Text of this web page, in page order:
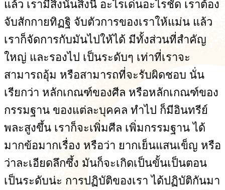
แล้ว เรามีสิ่งนั้นสิ่งนี้ อะไรเด่นอะไรชัด เราต้อง
จับสักกายทิฏฐิ จับตัวการของเราให้แม่น แล้ว
เราก็จัดการกับมันไปให้ได้ มีทั้งส่วนที่สำคัญ
ใหญ่ และรองไป เป็นระดับๆ เท่าที่เราจะ
สามารถอุ้ม หรือสามารถที่จะรับผิดชอบ นั่น
เรียกว่า หลักเกณฑ์ของศีล หรือหลักเกณฑ์ของ
กรรมฐาน ของแต่ละบุคคล ทำไป ก็มีอินทรีย์
พละสูงขึ้น เราก็จะเพิ่มศีล เพิ่มกรรมฐาน ได้
มากข้อมากเรื่อง หรือว่า ยากเย็นแสนเข็ญ หรือ
ว่าละเอียดลึกซึ้ง มันก็จะเกิดเป็นขั้นเป็นตอน
เป็นระดับน่ะ การปฏิบัติของเรา ได้ปฏิบัติกันมา